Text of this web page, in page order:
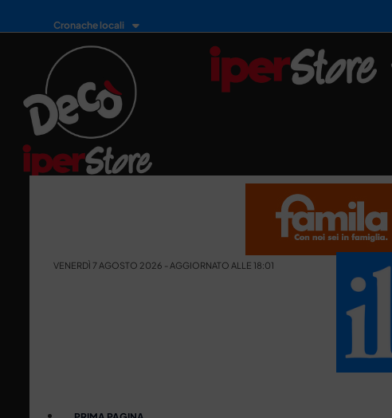
Cronache locali
VENERDÌ 7 AGOSTO 2026 - AGGIORNATO ALLE 18:01